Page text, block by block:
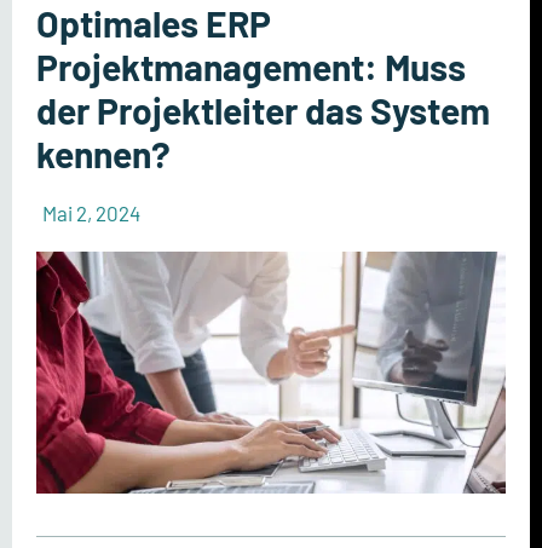
Optimales ERP
Projektmanagement: Muss
der Projektleiter das System
kennen?
Mai 2, 2024